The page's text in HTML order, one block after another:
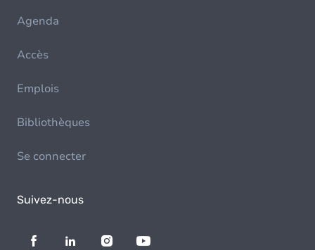
Agenda
Accès
Emplois
Bibliothèques
Se connecter
Suivez-nous